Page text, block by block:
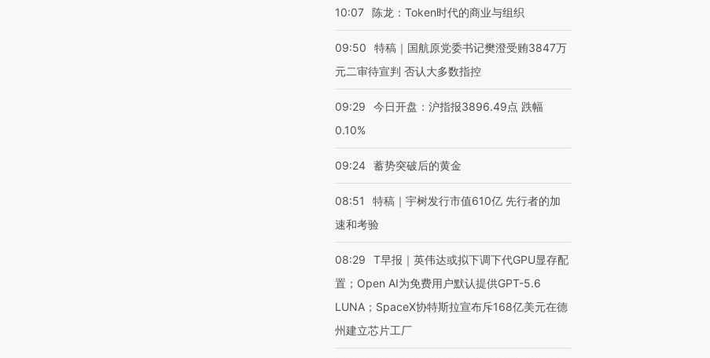
10:07 陈龙：Token时代的商业与组织
09:50
特稿｜国航原党委书记樊澄受贿3847万
元二审待宣判 否认大多数指控
09:29
今日开盘：沪指报3896.49点 跌幅
0.10%
09:24 蓄势突破后的黄金
08:51
特稿｜宇树发行市值610亿 先行者的加
速和考验
08:29
T早报｜英伟达或拟下调下代GPU显存配
置；Open AI为免费用户默认提供GPT-5.6
LUNA；SpaceX协特斯拉宣布斥168亿美元在德
州建立芯片工厂